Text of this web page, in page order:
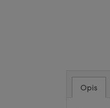
Opis